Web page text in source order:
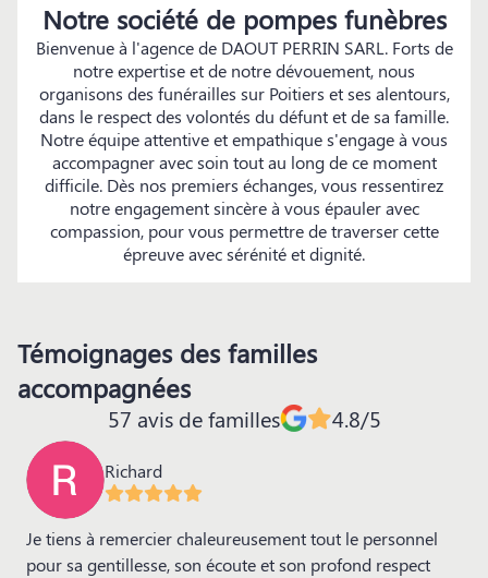
Notre société de pompes funèbres
Bienvenue à l'agence de DAOUT PERRIN SARL. Forts de
notre expertise et de notre dévouement, nous
organisons des funérailles sur Poitiers et ses alentours,
dans le respect des volontés du défunt et de sa famille.
Notre équipe attentive et empathique s'engage à vous
accompagner avec soin tout au long de ce moment
difficile. Dès nos premiers échanges, vous ressentirez
notre engagement sincère à vous épauler avec
compassion, pour vous permettre de traverser cette
épreuve avec sérénité et dignité.
Témoignages des familles
accompagnées
57 avis de familles 4.8/5
tout le personnel
et son profond respect
Remerciements sincères.
plus sincères remerciements